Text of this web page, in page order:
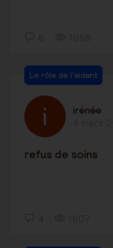
Le rôle de l'aidant
irénée
refus de soins